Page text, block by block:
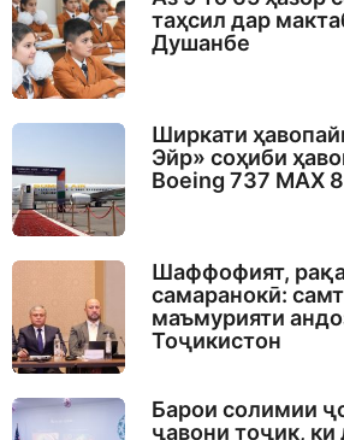
таҳсил дар
Душанбе
Ширкати
Эйр» соҳиби
Boeing 737 MAX
Шаффофият,
самаранокӣ:
маъмурияти
Тоҷикистон
Барои солимии
ҷавони тоҷик,